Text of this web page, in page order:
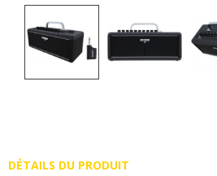
DÉTAILS DU PRODUIT